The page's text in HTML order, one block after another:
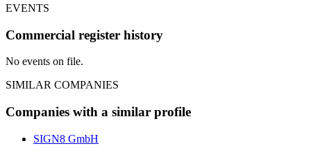
EVENTS
Commercial register history
No events on file.
SIMILAR COMPANIES
Companies with a similar profile
SIGN8 GmbH